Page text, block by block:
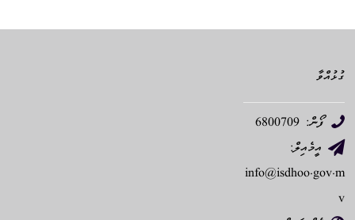
ގުޅުއްވާ
ފޯން: 6800709
އީމެއިލް:
info@isdhoo.gov.m
v